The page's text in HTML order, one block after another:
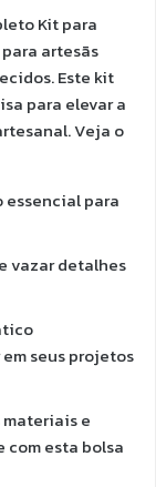
Kit para
artesãs
Este kit
para elevar a
Veja o
essencial para
vazar detalhes
seus projetos
e
com esta bolsa